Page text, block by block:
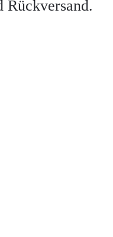
Rückversand.